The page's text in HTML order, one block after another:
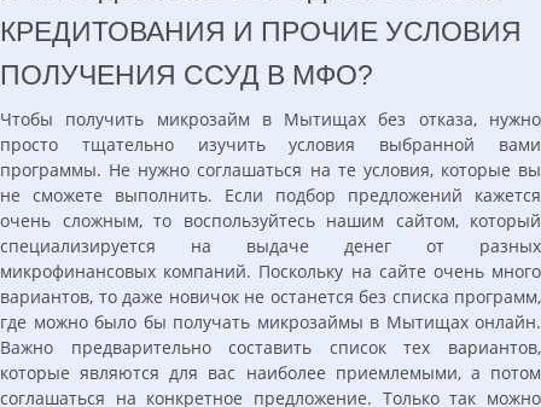
КРЕДИТОВАНИЯ И ПРОЧИЕ УСЛОВИЯ
ПОЛУЧЕНИЯ ССУД В МФО?
Чтобы получить микрозайм в Мытищах без отказа, нужно
просто тщательно изучить условия выбранной вами
программы. Не нужно соглашаться на те условия, которые вы
не сможете выполнить. Если подбор предложений кажется
очень сложным, то воспользуйтесь нашим сайтом, который
специализируется на выдаче денег от разных
микрофинансовых компаний. Поскольку на сайте очень много
вариантов, то даже новичок не останется без списка программ,
где можно было бы получать микрозаймы в Мытищах онлайн.
Важно предварительно составить список тех вариантов,
которые являются для вас наиболее приемлемыми, а потом
соглашаться на конкретное предложение. Только так можно